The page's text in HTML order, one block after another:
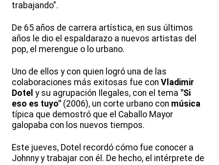
trabajando".
De 65 años de carrera artística, en sus últimos
años le dio el espaldarazo a nuevos artistas del
pop, el merengue o lo urbano.
Uno de ellos y con quien logró una de las
colaboraciones más exitosas fue con Vladimir
Dotel y su agrupación Ilegales, con el tema "Si
eso es tuyo" (2006), un corte urbano con música
típica que demostró que el Caballo Mayor
galopaba con los nuevos tiempos.
Este jueves, Dotel recordó cómo fue conocer a
Johnny y trabajar con él. De hecho, el intérprete de